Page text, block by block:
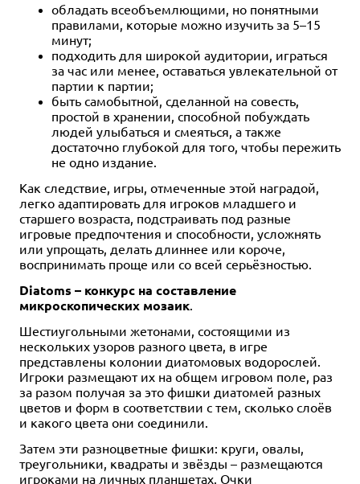
обладать всеобъемлющими, но понятными
правилами, которые можно изучить за 5–15
минут;
подходить для широкой аудитории, играться
за час или менее, оставаться увлекательной от
партии к партии;
быть самобытной, сделанной на совесть,
простой в хранении, способной побуждать
людей улыбаться и смеяться, а также
достаточно глубокой для того, чтобы пережить
не одно издание.
Как следствие, игры, отмеченные этой наградой,
легко адаптировать для игроков младшего и
старшего возраста, подстраивать под разные
игровые предпочтения и способности, усложнять
или упрощать, делать длиннее или короче,
воспринимать проще или со всей серьёзностью.
Diatoms – конкурс на составление
микроскопических мозаик.
Шестиугольными жетонами, состоящими из
нескольких узоров разного цвета, в игре
представлены колонии диатомовых водорослей.
Игроки размещают их на общем игровом поле, раз
за разом получая за это фишки диатомей разных
цветов и форм в соответствии с тем, сколько слоёв
и какого цвета они соединили.
Затем эти разноцветные фишки: круги, овалы,
треугольники, квадраты и звёзды – размещаются
игроками на личных планшетах. Очки